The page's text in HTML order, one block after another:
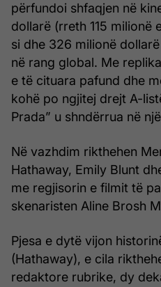
përfundoi shfaqjen në
dollarë (rreth 115 milionë
si dhe 326 milionë
në rang global. Me
e të cituara pafund dhe
kohë po ngjitej drejt A-
Prada” u shndërrua në
Në vazhdim rikthehen
Hathaway, Emily Blunt
me regjisorin e filmit të
skenaristen Aline Brosh
Pjesa e dytë vijon
(Hathaway), e cila
redaktore rubrike, dy